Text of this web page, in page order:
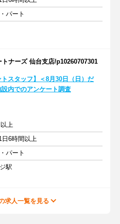
パート
ナーズ 仙台支店/p10260707301
トスタッフ】＜8月30日（日）だ
設内でのアンケート調査
上
日6時間以上
パート
駅
求人一覧を見る